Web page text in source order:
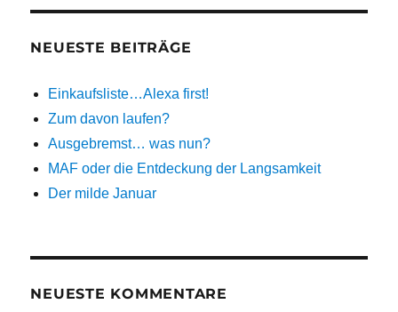
NEUESTE BEITRÄGE
Einkaufsliste…Alexa first!
Zum davon laufen?
Ausgebremst… was nun?
MAF oder die Entdeckung der Langsamkeit
Der milde Januar
NEUESTE KOMMENTARE